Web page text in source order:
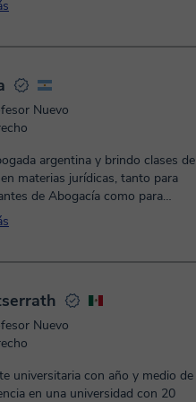
Nuevo
argentina y brindo clases de
materias jurídicas, tanto para
de Abogacía como para
de otras carreras que deban...
Nuevo
universitaria con año y medio de
en una universidad con 20